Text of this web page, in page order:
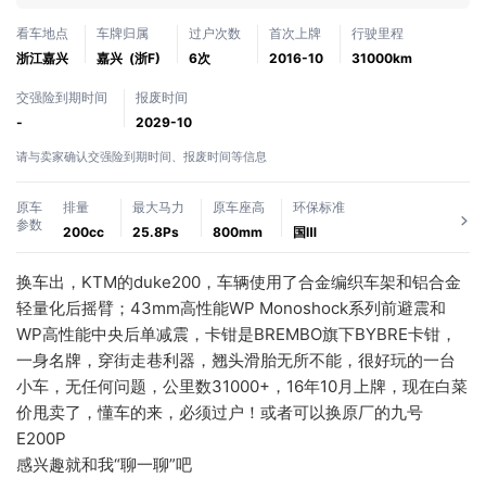
看车地点
浙江嘉兴
车牌归属
嘉兴 (浙F)
过户次数
6次
首次上牌
2016-10
行驶里程
31000km
交强险到期时间
-
报废时间
2029-10
请与卖家确认交强险到期时间、报废时间等信息
原车
参数
排量
200cc
最大马力
25.8Ps
原车座高
800mm
环保标准
国Ⅲ
换车出，KTM的duke200，车辆使用了合金编织车架和铝合金
轻量化后摇臂；43mm高性能WP Monoshock系列前避震和
WP高性能中央后单减震，卡钳是BREMBO旗下BYBRE卡钳，
一身名牌，穿街走巷利器，翘头滑胎无所不能，很好玩的一台
小车，无任何问题，公里数31000+，16年10月上牌，现在白菜
价甩卖了，懂车的来，必须过户！或者可以换原厂的九号
E200P
感兴趣就和我“聊一聊”吧